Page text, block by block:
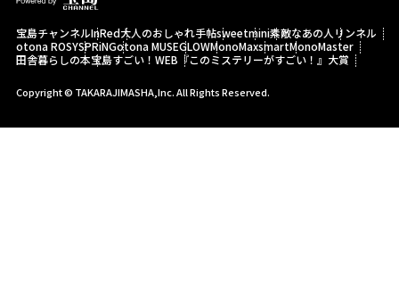
宝島チャンネルInRed大人のおしゃれ手帖sweetmini素敵なあの人 リンネル
otona ROSYSPRiNGotona MUSEGLOWMonoMaxsmartMonoMaster
田舎暮らしの本宝島すごい！WEB 『このミステリーがすごい！』大賞
Copyright © TAKARAJIMASHA,Inc. All Rights Reserved.